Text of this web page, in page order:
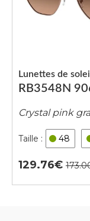
RB3548N
Lunettes de soleil
Crystal pink
48
129.76